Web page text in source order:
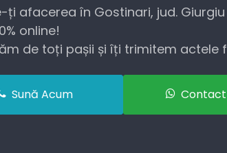
ți afacerea în Gostinari, jud.
online!
de toți pașii și îți trimitem actele
Sună Acum